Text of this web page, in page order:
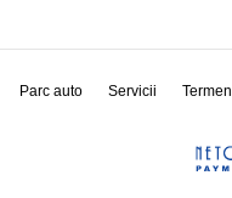
Parc auto Servicii